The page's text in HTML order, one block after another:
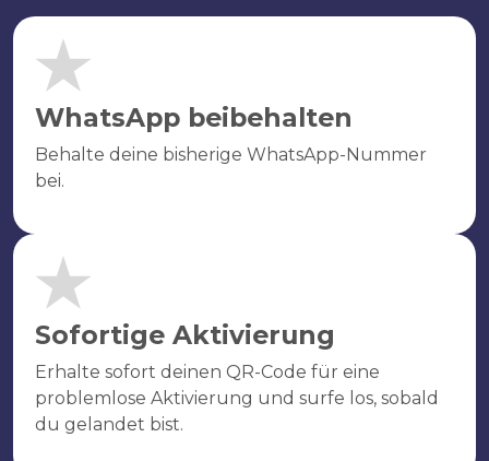
WhatsApp beibehalten
Behalte deine bisherige WhatsApp-Nummer
bei.
Sofortige Aktivierung
Erhalte sofort deinen QR-Code für eine
problemlose Aktivierung und surfe los, sobald
du gelandet bist.